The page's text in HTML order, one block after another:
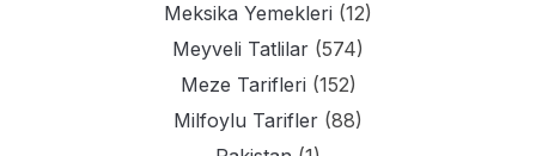
Meksika Yemekleri (12)
Meyveli Tatlilar (574)
Meze Tarifleri (152)
Milfoylu Tarifler (88)